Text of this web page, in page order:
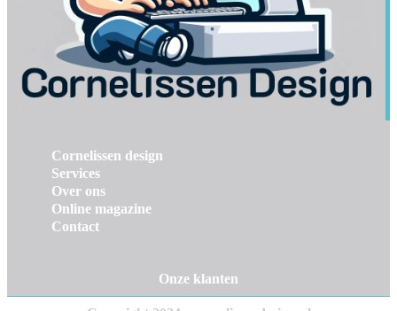
Cornelissen design
Services
Over ons
Online magazine
Contact
Onze klanten